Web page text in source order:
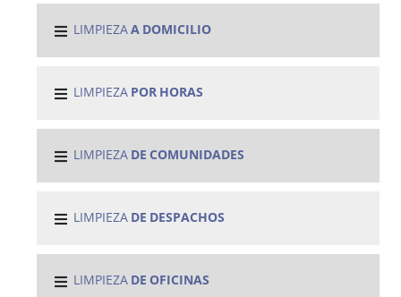
LIMPIEZAA DOMICILIO
LIMPIEZA POR HORAS
LIMPIEZA DE COMUNIDADES
LIMPIEZA DE DESPACHOS
LIMPIEZA DE OFICINAS